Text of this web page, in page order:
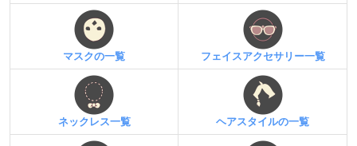
マスクの一覧 フェイスアクセサリー一覧
ネックレス一覧 ヘアスタイルの一覧